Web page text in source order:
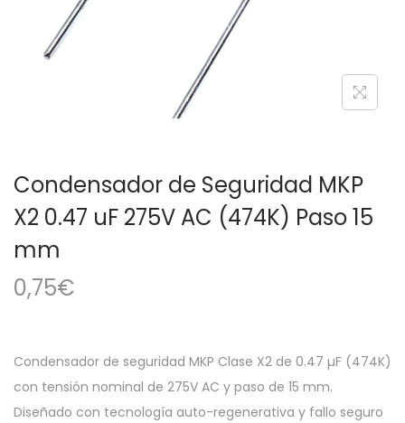
i
ó
o
Condensador de Seguridad MKP
X2 0.47 uF 275V AC (474K) Paso 15
mm
0,75€
Condensador de seguridad MKP Clase X2 de 0.47 µF (474K)
con tensión nominal de 275V AC y paso de 15 mm.
Diseñado con tecnología auto-regenerativa y fallo seguro